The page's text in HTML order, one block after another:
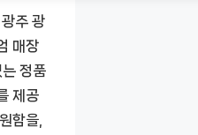
주 광
매장
정품
제공
함을,